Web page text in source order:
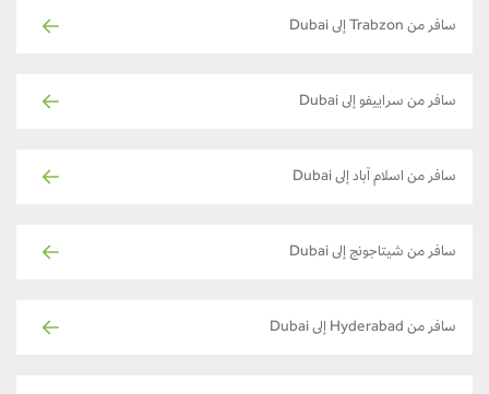
سافر من Trabzon إلى Dubai
سافر من سراييفو إلى Dubai
سافر من اسلام آباد إلى Dubai
سافر من شيتاجونج إلى Dubai
سافر من Hyderabad إلى Dubai